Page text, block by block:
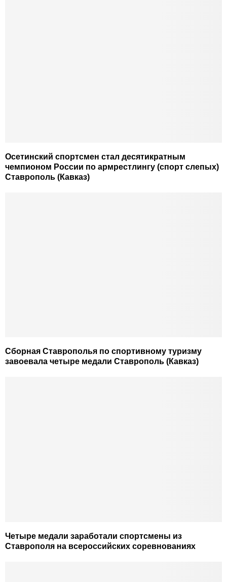
Осетинский спортсмен стал десятикратным
чемпионом России по армрестлингу (спорт слепых)
Ставрополь (Кавказ)
Сборная Ставрополья по спортивному туризму
завоевала четыре медали Ставрополь (Кавказ)
Четыре медали заработали спортсмены из
Ставрополя на всероссийских соревнованиях